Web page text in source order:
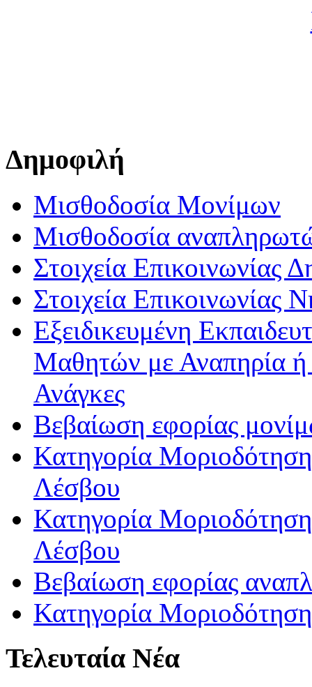
Δημοφιλή
Μισθοδοσία Μονίμων
Μισθοδοσία
Στοιχεία Επικοινωνίας
Στοιχεία Επικοινωνίας
Εξειδικευμένη
Μαθητών με Αναπηρία ή /
Ανάγκες
Βεβαίωση εφορίας
Κατηγορία
Λέσβου
Κατηγορία
Λέσβου
Βεβαίωση εφορίας
Κατηγορία
Τελευταία Νέα